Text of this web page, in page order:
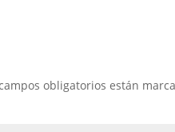
obligatorios están